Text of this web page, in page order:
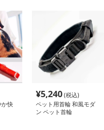
か快
¥5,240(税込)
ペット用首輪 和風モダ
ン ペット首輪